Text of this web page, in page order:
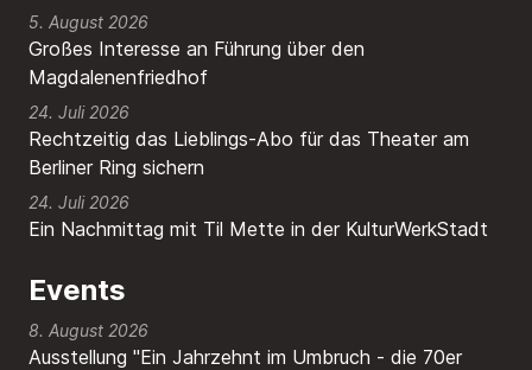
Großes Interesse an Führung über den
Magdalenenfriedhof
5. August 2026
Rechtzeitig das Lieblings-Abo für das Theater am
Berliner Ring sichern
24. Juli 2026
Ein Nachmittag mit Til Mette in der KulturWerkStadt
24. Juli 2026
Events
8. August 2026
Ausstellung "Ein Jahrzehnt im Umbruch - die 70er